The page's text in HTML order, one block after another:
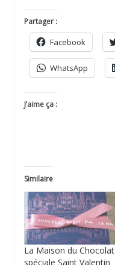
Partager :
Facebook
WhatsApp
J’aime ça :
Similaire
La Maison du Chocolat
spéciale Saint Valentin